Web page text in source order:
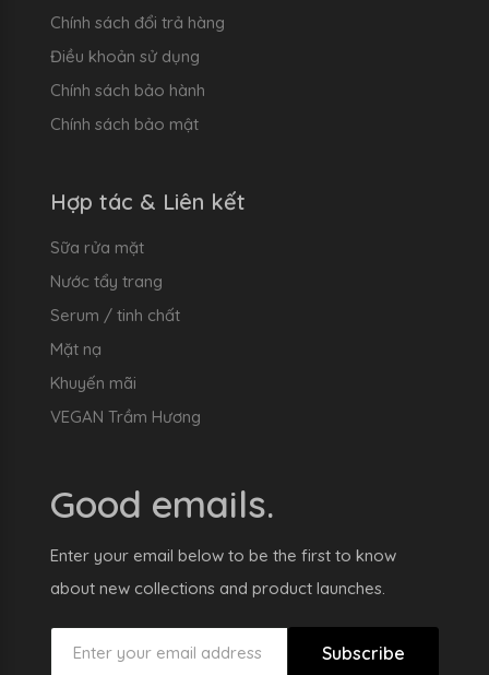
Chính sách đổi trả hàng
Điều khoản sử dụng
Chính sách bảo hành
Chính sách bảo mật
Hợp tác & Liên kết
Sữa rửa mặt
Nước tẩy trang
Serum / tinh chất
Mặt nạ
Khuyến mãi
VEGAN Trầm Hương
Good emails.
Enter your email below to be the first to know
about new collections and product launches.
Subscribe